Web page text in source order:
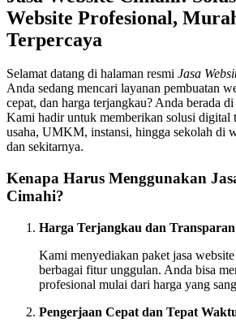
Website Profesional,
Terpercaya
Selamat datang di halaman resmi Jasa
Anda sedang mencari layanan pembuatan
cepat, dan harga terjangkau? Anda berada
Kami hadir untuk memberikan solusi digital
usaha, UMKM, instansi, hingga sekolah di
dan sekitarnya.
Kenapa Harus Menggunakan
Cimahi?
Harga Terjangkau dan Transparan
Kami menyediakan paket jasa
berbagai fitur unggulan. Anda bisa
profesional mulai dari harga yang
Pengerjaan Cepat dan Tepat